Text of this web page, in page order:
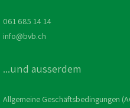
061 685 14 14
info@bvb.ch
...und ausserdem
Allgemeine Geschäftsbedingungen